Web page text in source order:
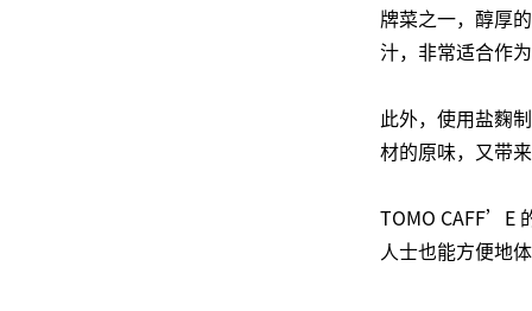
牌菜之一，醇厚
汁，非常适合作
此外，使用盐麴
材的原味，又带
TOMO CAFF’E
人士也能方便地